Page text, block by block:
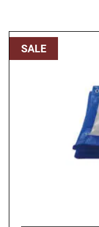
SALE